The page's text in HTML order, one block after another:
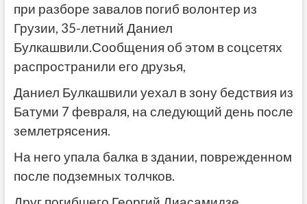
при разборе завалов погиб волонтер из
Грузии, 35-летний Даниел
Булкашвили.Сообщения об этом в соцсетях
распространили его друзья,
Даниел Булкашвили уехал в зону бедствия из
Батуми 7 февраля, на следующий день после
землетрясения.
На него упала балка в здании, поврежденном
после подземных толчков.